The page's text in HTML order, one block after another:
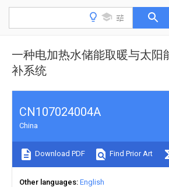
一种电加热水储能取暖与太阳
补系统
CN107024004A
China
Download PDF Find Prior Art
Other languages English